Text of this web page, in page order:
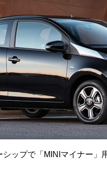
シップで「MINIマイナー